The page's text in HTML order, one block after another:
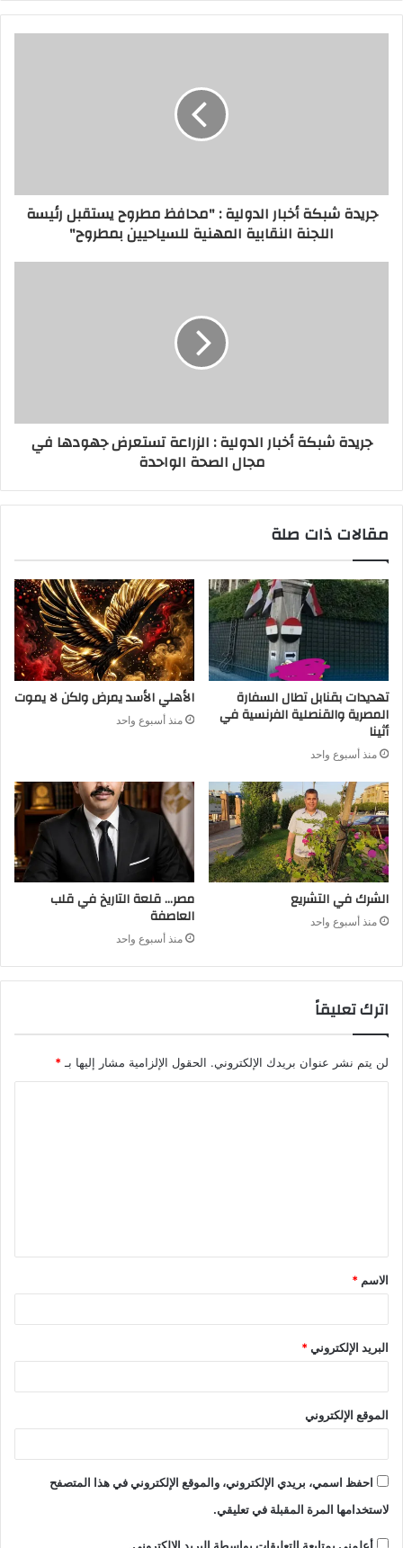
جريدة شبكة أخبار الدولية : "محافظ مطروح يستقبل رئيسة
اللجنة النقابية المهنية للسياحيين بمطروح"
جريدة شبكة أخبار الدولية : الزراعة تستعرض جهودها في
مجال الصحة الواحدة
مقالات ذات صلة
تهديدات بقنابل تطال السفارة
المصرية والقنصلية الفرنسية في
أثينا
منذ أسبوع واحد
الأهلي الأسد يمرض ولكن لا يموت
منذ أسبوع واحد
الشرك في التشريع
منذ أسبوع واحد
مصر… قلعة التاريخ في قلب
العاصفة
منذ أسبوع واحد
اترك تعليقاً
لن يتم نشر عنوان بريدك الإلكتروني. الحقول الإلزامية مشار إليها بـ*
الاسم *
البريد الإلكتروني*
الموقع الإلكتروني
احفظ اسمي، بريدي الإلكتروني، والموقع الإلكتروني في هذا المتصفح
لاستخدامها المرة المقبلة في تعليقي.